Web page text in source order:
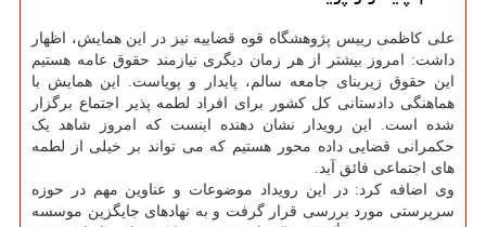
علی کاظمی رییس پژوهشگاه قوه قضاییه نیز در این همایش، اظهار
داشت: امروز بیشتر از هر زمان دیگری نیازمند حقوق عامه هستیم
این حقوق زیربنای جامعه سالم، پایدار و پویاست. این همایش با
هماهنگی دادستانی کل کشور برای افراد لطمه پذیر اجتماع برگزار
شده است. این رویدار نشان دهنده اینست که امروز شاهد یک
حکمرانی قضایی داده محور هستیم که می تواند بر خیلی از لطمه
های اجتماعی فائق آید.
وی اضافه کرد: در این رویداد موضوعات و عناوین مهم در حوزه
سرپرستی مورد بررسی قرار گرفت و به نهادهای جایگزین موسسه